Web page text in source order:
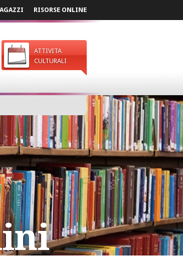
RISORSE ONLINE
ATTIVITA
CULTURALI